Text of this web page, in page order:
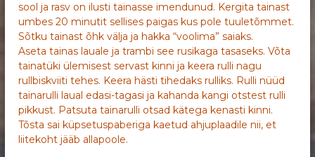
sool ja rasv on ilusti tainasse imendunud. Kergita tainast
umbes 20 minutit sellises paigas kus pole tuuletõmmet.
Sõtku tainast õhk välja ja hakka “voolima” saiaks.
Aseta tainas lauale ja trambi see rusikaga tasaseks. Võta
tainatüki ülemisest servast kinni ja keera rulli nagu
rullbiskviiti tehes. Keera hästi tihedaks rulliks. Rulli nüüd
tainarulli laual edasi-tagasi ja kahanda kangi otstest rulli
pikkust. Patsuta tainarulli otsad kätega kenasti kinni.
Tõsta sai küpsetuspaberiga kaetud ahjuplaadile nii, et
liitekoht jääb allapoole.